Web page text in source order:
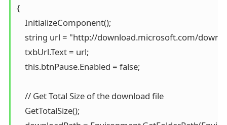
{
    InitializeComponent();
string url = "http://download.microsoft.com/
    txbUrl.Text = url;
    this.btnPause.Enabled = false;
    // Get Total Size of the download file
    GetTotalSize();